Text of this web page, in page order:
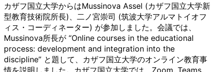
カザフ国立大学からはMussinova Assel (カザフ国立大学新
型教育技術院所長)、二ノ宮崇司 (筑波大学アルマトイオフ
ィス・コーディネーター) が参加しました。会議では、
Mussinova所長が “Online courses in the educational
process: development and integration into the
discipline” と題して、カザフ国立大学のオンライン教育事
情を説明しました。カザフ国立大学では、Zoom, Teams,